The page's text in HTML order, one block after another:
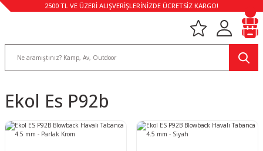
2500 TL VE ÜZERİ ALIŞVERİŞLERİNİZDE ÜCRETSİZ KARGO!
Ekol Es P92b